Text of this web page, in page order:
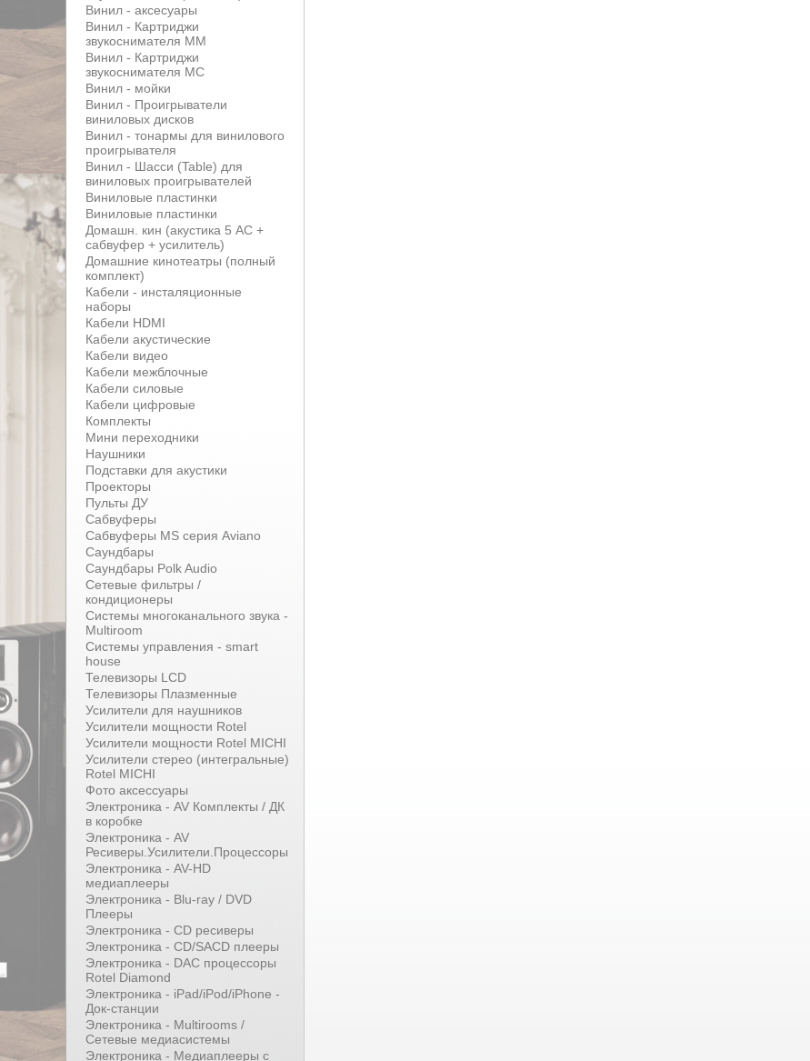
Винил - аксесуары
Винил - Картриджи
звукоснимателя MM
Винил - Картриджи
звукоснимателя MС
Винил - мойки
Винил - Проигрыватели
виниловых дисков
Винил - тонармы для винилового
проигрывателя
Винил - Шасси (Table) для
виниловых проигрывателей
Виниловые пластинки
Виниловые пластинки
Домашн. кин (акустика 5 АС +
сабвуфер + усилитель)
Домашние кинотеатры (полный
комплект)
Кабели - инсталяционные
наборы
Кабели HDMI
Кабели акустические
Кабели видео
Кабели межблочные
Кабели силовые
Кабели цифровые
Комплекты
Мини переходники
Наушники
Подставки для акустики
Проекторы
Пульты ДУ
Сабвуферы
Сабвуферы MS серия Aviano
Саундбары
Саундбары Polk Audio
Сетевые фильтры /
кондиционеры
Системы многоканального звука -
Multiroom
Системы управления - smart
house
Телевизоры LCD
Телевизоры Плазменные
Усилители для наушников
Усилители мощности Rotel
Усилители мощности Rotel MICHI
Усилители стерео (интегральные)
Rotel MICHI
Фото аксессуары
Электроника - AV Комплекты / ДК
в коробке
Электроника - AV
Ресиверы.Усилители.Процессоры
Электроника - AV-HD
медиаплееры
Электроника - Blu-ray / DVD
Плееры
Электроника - CD ресиверы
Электроника - CD/SACD плееры
Электроника - DAC процессоры
Rotel Diamond
Электроника - iPad/iPod/iPhone -
Док-станции
Электроника - Multirooms /
Сетевые медиасистемы
Электроника - Медиаплееры с